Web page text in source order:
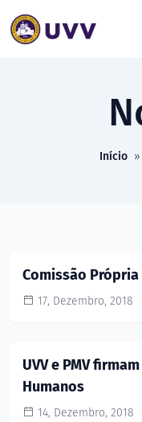
Início »
Comissão Própria
17, Dezembro, 2018
UVV e PMV
Humanos
14, Dezembro, 2018